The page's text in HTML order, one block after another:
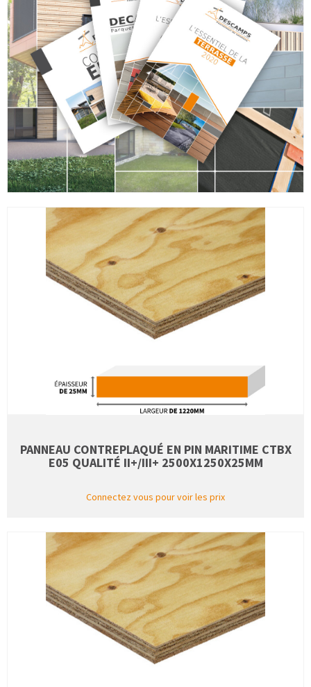
PANNEAU CONTREPLAQUÉ EN PIN MARITIME CTBX
E05 QUALITÉ II+/III+ 2500X1250X25MM
Connectez vous pour voir les prix